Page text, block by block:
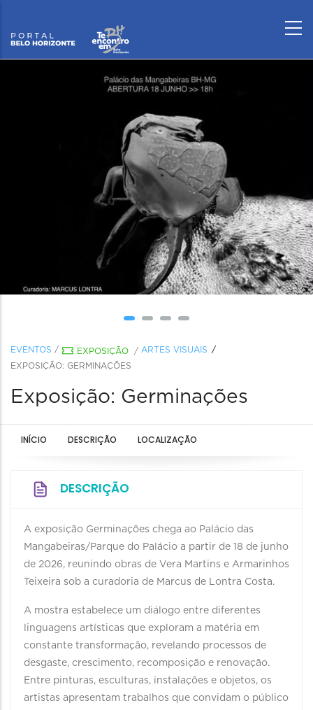
EVENTOS / EXPOSIÇÃO / ARTES VISUAIS
EXPOSIÇÃO: GERMINAÇÕES
Exposição: Germinações
INÍCIO DESCRIÇÃO LOCALIZAÇÃO
DESCRIÇÃO
A exposição Germinações chega ao Palácio das
Mangabeiras/Parque do Palácio a partir de 18 de junho
de 2026, reunindo obras de Vera Martins e Armarinhos
Teixeira sob a curadoria de Marcus de Lontra Costa.
A mostra estabelece um diálogo entre diferentes
linguagens artísticas que exploram a matéria em
constante transformação, revelando processos de
desgaste, crescimento, recomposição e renovação.
Entre pinturas, esculturas, instalações e objetos, os
artistas apresentam trabalhos que convidam o público